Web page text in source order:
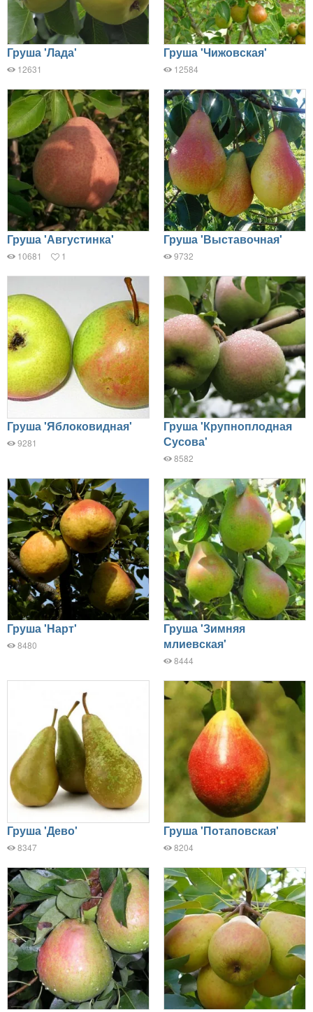
Груша 'Лада'
12631
Груша 'Чижовская'
12584
Груша 'Августинка'
10681 1
Груша 'Выставочная'
9732
Груша 'Яблоковидная'
9281
Груша 'Крупноплодная
Сусова'
8582
Груша 'Нарт'
8480
Груша 'Зимняя
млиевская'
8444
Груша 'Дево'
8347
Груша 'Потаповская'
8204